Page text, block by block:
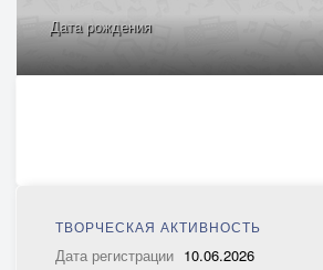
Дата рождения
ТВОРЧЕСКАЯ АКТИВНОСТЬ
Дата регистрации 10.06.2026